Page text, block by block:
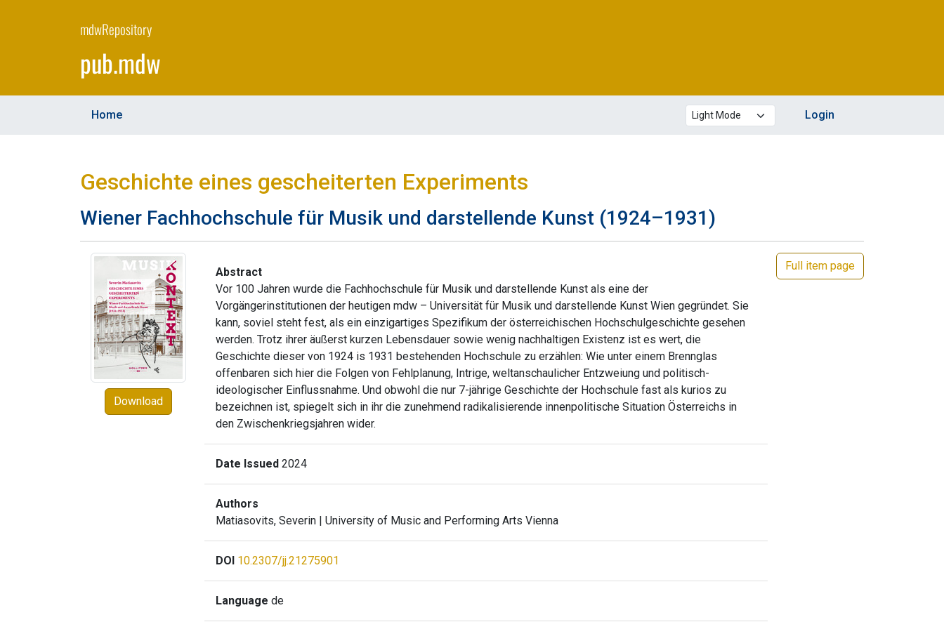
mdwRepository
pub.mdw
Home Theme mode Login
Geschichte eines gescheiterten Experiments
Wiener Fachhochschule für Musik und darstellende Kunst (1924–1931)
Full item page
Download
Abstract
Vor 100 Jahren wurde die Fachhochschule für Musik und darstellende Kunst als eine der
Vorgängerinstitutionen der heutigen mdw – Universität für Musik und darstellende Kunst Wien gegründet. Sie
kann, soviel steht fest, als ein einzigartiges Spezifikum der österreichischen Hochschulgeschichte gesehen
werden. Trotz ihrer äußerst kurzen Lebensdauer sowie wenig nachhaltigen Existenz ist es wert, die
Geschichte dieser von 1924 is 1931 bestehenden Hochschule zu erzählen: Wie unter einem Brennglas
offenbaren sich hier die Folgen von Fehlplanung, Intrige, weltanschaulicher Entzweiung und politisch-
ideologischer Einflussnahme. Und obwohl die nur 7-jährige Geschichte der Hochschule fast als kurios zu
bezeichnen ist, spiegelt sich in ihr die zunehmend radikalisierende innenpolitische Situation Österreichs in
den Zwischenkriegsjahren wider.
Date Issued 2024
Authors
Matiasovits, Severin | University of Music and Performing Arts Vienna
DOI 10.2307/jj.21275901
Language de